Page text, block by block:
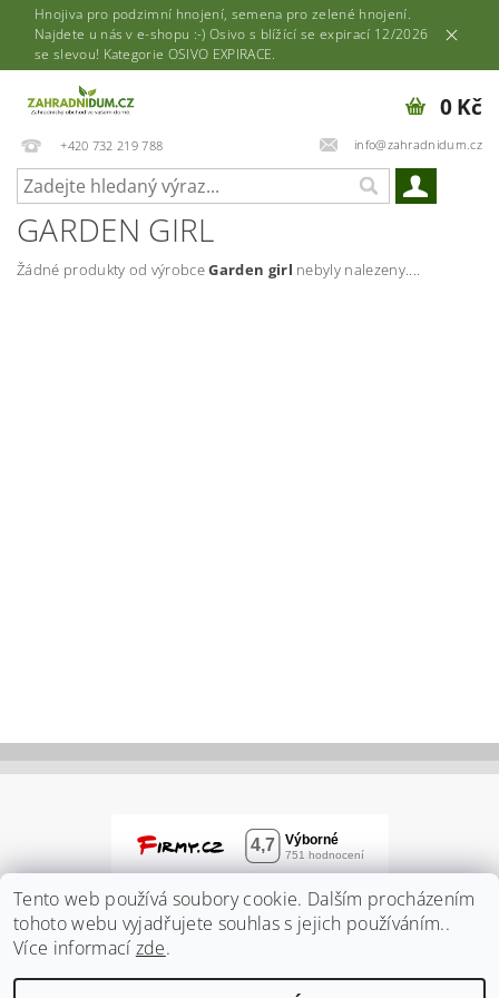
Hnojiva pro podzimní hnojení, semena pro zelené hnojení.
Najdete u nás v e-shopu :-) Osivo s blížící se expirací 12/2026
se slevou! Kategorie OSIVO EXPIRACE.
+420 732 219 788 info@zahradnidum.cz
0 Kč
GARDEN GIRL
Žádné produkty od výrobceGarden girl nebyly nalezeny....
Tento web používá soubory cookie. Dalším procházením
tohoto webu vyjadřujete souhlas s jejich používáním..
Více informací zde.